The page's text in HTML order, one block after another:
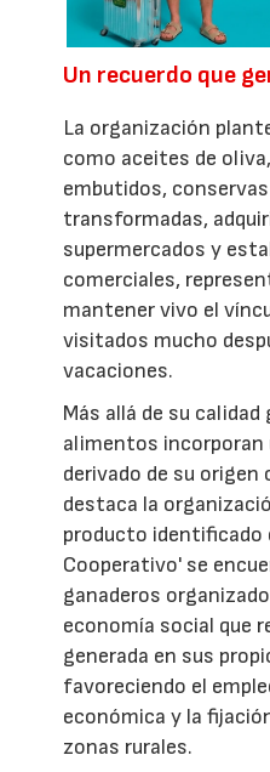
Un recuerdo que
La organización
como aceites de
embutidos,
transformadas,
supermercados y
comerciales,
mantener vivo el
visitados mucho
vacaciones.
Más allá de su
alimentos incorporan
derivado de su
destaca la
producto identificado
Cooperativo' se
ganaderos
economía social que
generada en sus
favoreciendo el
económica y la
zonas rurales.